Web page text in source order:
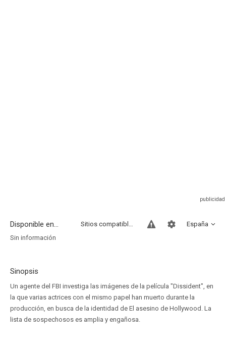
Disponible en... España
Sitios compatibles
Sin información
Sinopsis
Un agente del FBI investiga las imágenes de la película "Dissident", en
la que varias actrices con el mismo papel han muerto durante la
producción, en busca de la identidad de El asesino de Hollywood. La
lista de sospechosos es amplia y engañosa.